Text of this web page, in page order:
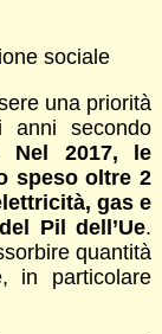
sociale
una priorità
anni secondo
Nel 2017, le
speso oltre 2
gas e
Pil dell’Ue.
quantità
in particolare